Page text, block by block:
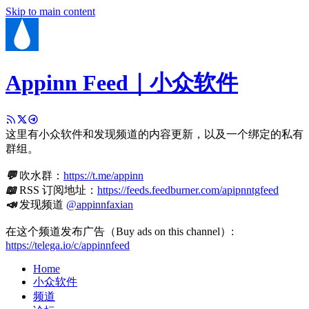
Skip to main content
Appinn Feed｜小众软件
这里有小众软件和发现频道的内容更新，以及一个绑定的私有
群组。
💬吹水群： https://t.me/appinn
📖RSS 订阅地址： https://feeds.feedburner.com/apipnntgfeed
📣发现频道 @appinnfaxian
在这个频道发布广告（Buy ads on this channel）:
https://telega.io/c/appinnfeed
Home
小众软件
频道